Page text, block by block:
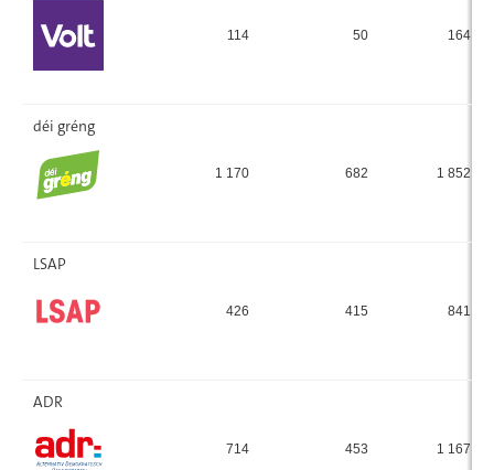
114 50 164
déi gréng
1 170 682 1 852
LSAP
426 415 841
ADR
714 453 1 167